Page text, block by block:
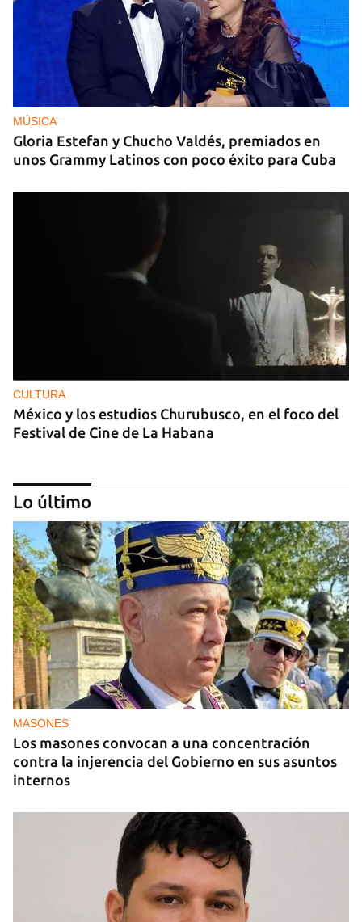
MÚSICA
Gloria Estefan y Chucho Valdés, premiados en
unos Grammy Latinos con poco éxito para Cuba
CULTURA
México y los estudios Churubusco, en el foco del
Festival de Cine de La Habana
MÚSICA
Un público enamorado de Celia Cruz desafía la
censura en un homenaje en La Habana
Lo último
MASONES
Los masones convocan a una concentración
contra la injerencia del Gobierno en sus asuntos
internos